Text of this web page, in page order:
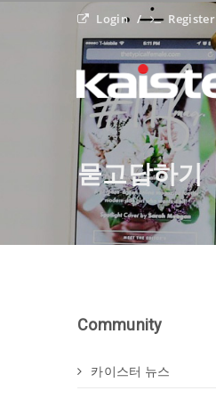
Login Register
묻고답하기
Community
카이스터 뉴스